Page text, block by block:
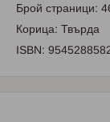
Брой страници:
Корица: Твърда
ISBN: